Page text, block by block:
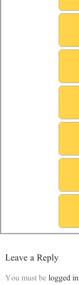
Leave a Reply
You must belogged in